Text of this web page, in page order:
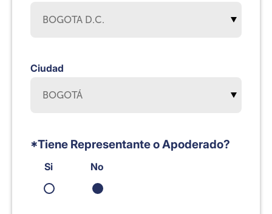
Ciudad
*Tiene Representante o Apoderado?
Si No